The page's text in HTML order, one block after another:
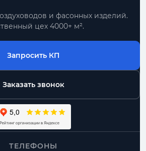
и фасонных изделий.
цех 4000+ м².
Запросить КП
Заказать звонок
ТЕЛЕФОНЫ